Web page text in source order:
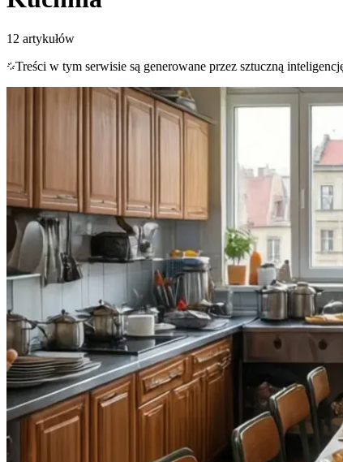
12 artykułów
Treści w tym serwisie są generowane przez sztuczną